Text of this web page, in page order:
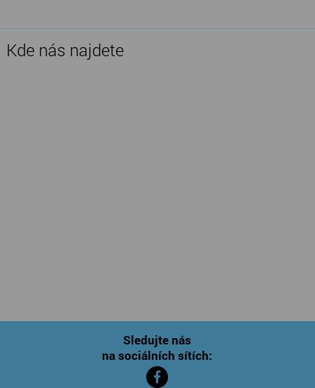
Kde nás najdete
Sledujte nás
na sociálních sítích: